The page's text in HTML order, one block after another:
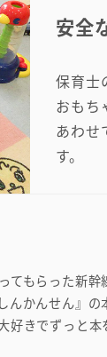
安全
保育士
おもち
あわせ
す。
てもらった新
んかんせん』
好きでずっと本